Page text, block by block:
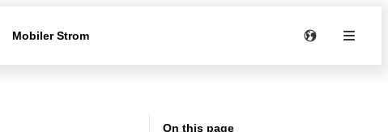
Mobiler Strom
On this page